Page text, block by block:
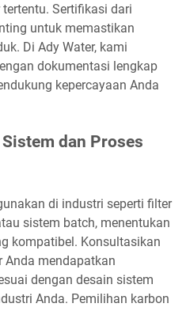
Sertifikasi dari
untuk memastikan
Di Ady Water, kami
dokumentasi lengkap
kepercayaan Anda
dan Proses
di industri seperti filter
sistem batch, menentukan
kompatibel. Konsultasikan
Anda mendapatkan
dengan desain sistem
Anda. Pemilihan karbon